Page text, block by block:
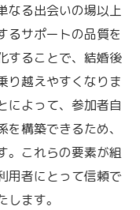
相談所のルール
での発展を促す
させる婚前交渉
験から学ぶ婚前
りある結婚相談
なる出会いの場以上
るサポートの品質を
することで、結婚後
り越えやすくなりま
によって、参加者自
構築できるため、
。これらの要素が組
用者にとって信頼で
ます。